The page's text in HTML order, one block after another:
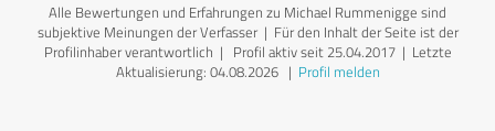
Alle Bewertungen und Erfahrungen zu Michael Rummenigge sind
subjektive Meinungen der Verfasser | Für den Inhalt der Seite ist der
Profilinhaber verantwortlich | Profil aktiv seit 25.04.2017 | Letzte
Aktualisierung: 04.08.2026| Profil melden